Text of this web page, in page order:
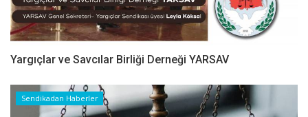
Yargıçlar ve Savcılar Birliği Derneği YARSAV
Sendikadan Haberler